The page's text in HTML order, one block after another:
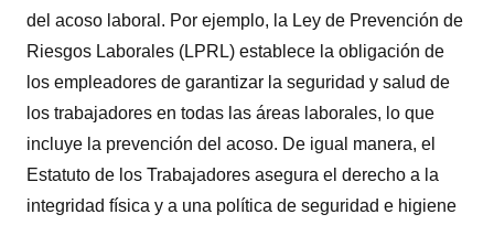
del acoso laboral. Por ejemplo, la Ley de Prevención de
Riesgos Laborales (LPRL) establece la obligación de
los empleadores de garantizar la seguridad y salud de
los trabajadores en todas las áreas laborales, lo que
incluye la prevención del acoso. De igual manera, el
Estatuto de los Trabajadores asegura el derecho a la
integridad física y a una política de seguridad e higiene